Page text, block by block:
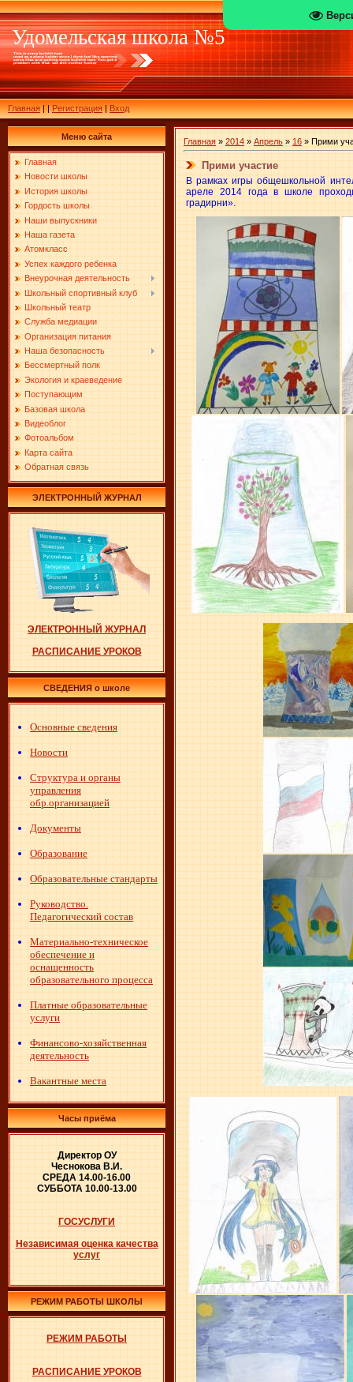
Удомельская школа №5
Главная||Регистрация|Вход
Меню сайта
Главная
Новости школы
История школы
Гордость школы
Наши выпускники
Наша газета
Атомкласс
Успех каждого ребенка
Внеурочная деятельность
Школьный спортивный клуб
Школьный театр
Служба медиации
Организация питания
Наша безопасность
Бессмертный полк
Экология и краеведение
Поступающим
Базовая школа
Видеоблог
Фотоальбом
Карта сайта
Обратная связь
ЭЛЕКТРОННЫЙ ЖУРНАЛ
ЭЛЕКТРОННЫЙ ЖУРНАЛ
РАСПИСАНИЕ УРОКОВ
СВЕДЕНИЯ о школе
Основные сведения
Новости
Структура и органы
управления
обр.организацией
Документы
Образование
Образовательные стандарты
Руководство.
Педагогический состав
Материально-техническое
обеспечение и
оснащенность
образовательного процесса
Платные образовательные
услуги
Финансово-хозяйственная
деятельность
Вакантные места
Часы приёма
Директор ОУ
Чеснокова В.И.
СРЕДА 14.00-16.00
СУББОТА 10.00-13.00
ГОСУСЛУГИ
Независимая оценка качества
услуг
РЕЖИМ РАБОТЫ ШКОЛЫ
РЕЖИМ РАБОТЫ
РАСПИСАНИЕ УРОКОВ
Главная » 2014 » Апрель » 16 » Прими
Прими участие
В рамках игры общешкольной
ареле 2014 года в школе
градирни».